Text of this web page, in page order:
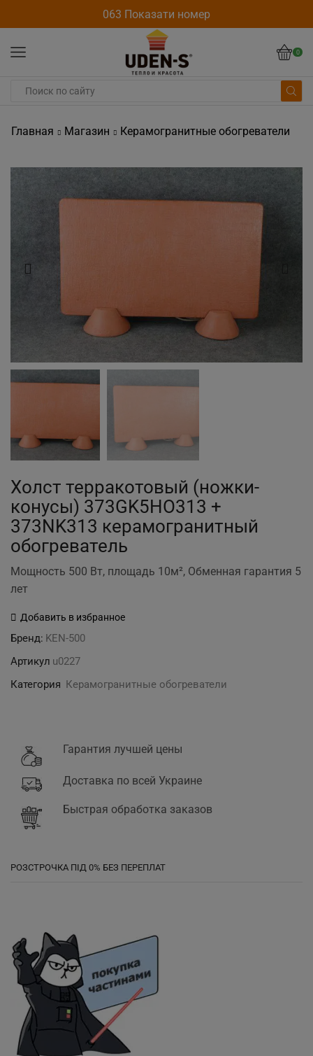
063 Показати номер
0
Главная Магазин Керамогранитные обогреватели
Холст терракотовый (ножки-
конусы) 373GK5НО313 +
373NK313 керамогранитный
обогреватель
Мощность 500 Вт, площадь 10м², Обменная гарантия 5
лет
Добавить в избранное
Бренд: KEN-500
Артикул u0227
Категория Керамогранитные обогреватели
Гарантия лучшей цены
Доставка по всей Украине
Быстрая обработка заказов
РОЗСТРОЧКА ПІД 0% БЕЗ ПЕРЕПЛАТ